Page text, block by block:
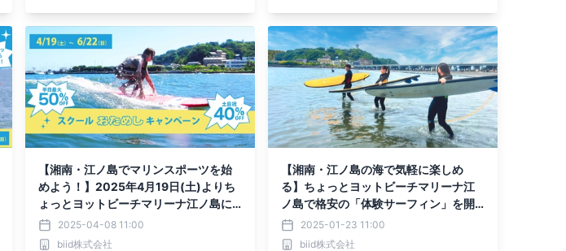
【湘南・江ノ島でマリンスポーツを始
めよう！】2025年4月19日(土)よりち
ょっとヨットビーチマリーナ江ノ島に
て「スクールお試しキャンペーン」を
実施いたします。
2025-04-08 11:00
biid株式会社
【湘南・江ノ島の海で気軽に楽しめ
る】ちょっとヨットビーチマリーナ江
ノ島で格安の「体験サーフィン」を開
始しました！
2025-01-23 11:00
biid株式会社